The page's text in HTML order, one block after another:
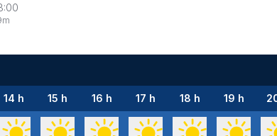
m
14 h 15 h 16 h 17 h 18 h 19 h